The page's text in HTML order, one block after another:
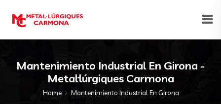
Mantenimiento Industrial En Girona -
Metal·lúrgiques Carmona
Home Mantenimiento Industrial En Girona